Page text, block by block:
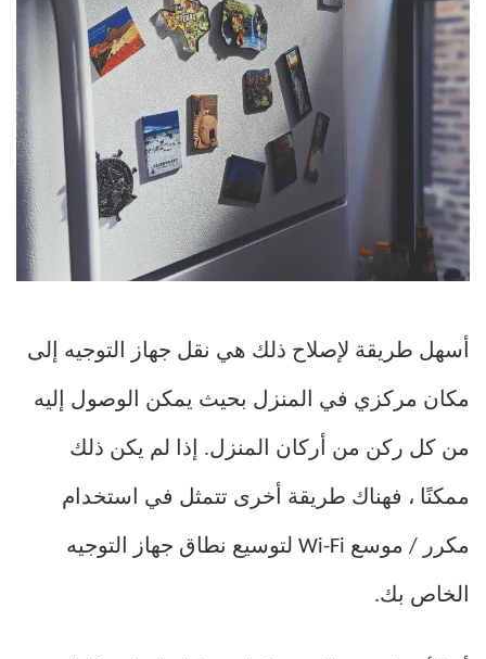
أسهل طريقة لإصلاح ذلك هي نقل جهاز التوجيه إلى
مكان مركزي في المنزل بحيث يمكن الوصول إليه
من كل ركن من أركان المنزل. إذا لم يكن ذلك
ممكنًا ، فهناك طريقة أخرى تتمثل في استخدام
مكرر / موسع Wi-Fi لتوسيع نطاق جهاز التوجيه
الخاص بك.